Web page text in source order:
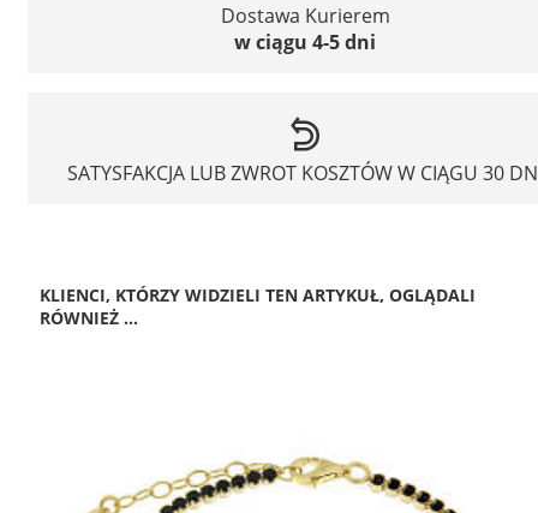
Dostawa Kurierem
w ciągu 4-5 dni
SATYSFAKCJA LUB ZWROT KOSZTÓW W CIĄGU 30
KLIENCI, KTÓRZY WIDZIELI TEN ARTYKUŁ, OGLĄDALI
RÓWNIEŻ ...